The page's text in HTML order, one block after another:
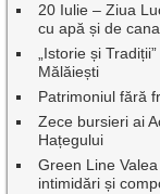
20 Iulie – Ziua
cu apă și de
„Istorie și
Mălăiești
Patrimoniul fără
Zece bursieri ai
Hațegului
Green Line
intimidări și